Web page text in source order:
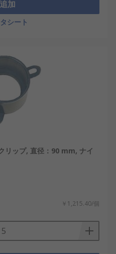
追加
シート
リップ, 直径：90 mm, ナイ
￥1,215.40/個